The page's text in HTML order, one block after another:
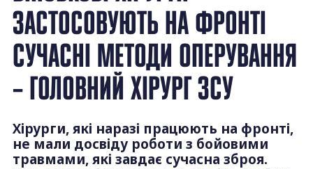
ЗАСТОСОВУЮТЬ НА ФРОНТІ
СУЧАСНІ МЕТОДИ ОПЕРУВАННЯ
– ГОЛОВНИЙ ХІРУРГ ЗСУ
Хірурги, які наразі працюють на фронті,
не мали досвіду роботи з бойовими
травмами, які завдає сучасна зброя.